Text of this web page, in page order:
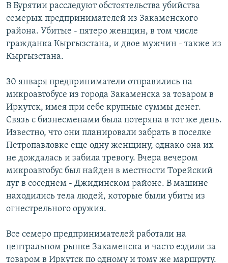
поискуЎЗБЕКЧА
ТОҶИКӢ
TÜRKMENÇE
Все сайты РСЕ/РС
В Бурятии расследуют обстоятельства убийства
семерых предпринимателей из Закаменского
района. Убитые - пятеро женщин, в том числе
гражданка Кыргызстана, и двое мужчин - также из
Кыргызстана.
30 января предприниматели отправились на
микроавтобусе из города Закаменска за товаром в
Иркутск, имея при себе крупные суммы денег.
Связь с бизнесменами была потеряна в тот же день.
Известно, что они планировали забрать в поселке
Петропавловке еще одну женщину, однако она их
не дождалась и забила тревогу. Вчера вечером
микроавтобус был найден в местности Торейский
луг в соседнем - Джидинском районе. В машине
находились тела людей, которые были убиты из
огнестрельного оружия.
Все семеро предпринимателей работали на
центральном рынке Закаменска и часто ездили за
товаром в Иркутск по одному и тому же маршруту.